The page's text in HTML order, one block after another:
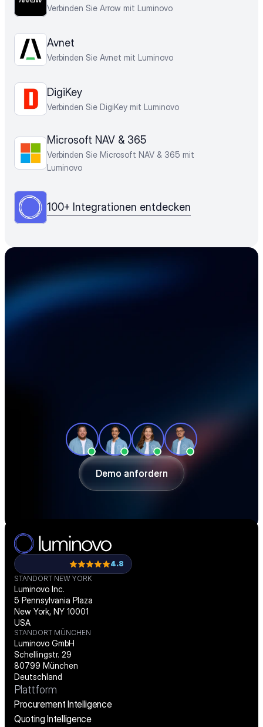
Verbinden Sie Arrow mit Luminovo
Avnet
Verbinden Sie Avnet mit Luminovo
DigiKey
Verbinden Sie DigiKey mit Luminovo
Microsoft NAV & 365
Verbinden Sie Microsoft NAV & 365 mit
Luminovo
100+ Integrationen entdecken
Beschleunigen Sie
einer individuellen Tour, wie Sie Ihre
Beschaffung effizienter gestalten und
passgenau digitalisieren.
Demo anfordern
Demo anfordern
4.8
STANDORT NEW YORK
Luminovo Inc.
5 Pennsylvania Plaza
New York, NY 10001
USA
STANDORT MÜNCHEN
Luminovo GmbH
Schellingstr. 29
80799 München
Deutschland
Plattform
Procurement Intelligence
Quoting Intelligence